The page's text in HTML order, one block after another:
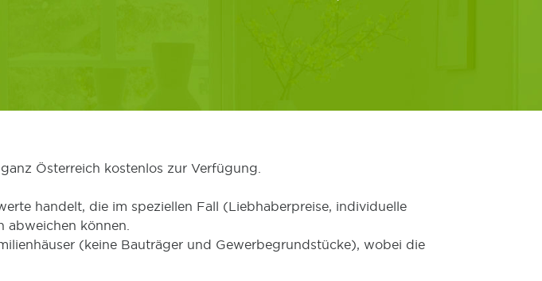
Österreich kostenlos zur Verfügung.
handelt, die im speziellen Fall (Liebhaberpreise, individuelle
können.
(keine Bauträger und Gewerbegrundstücke), wobei die